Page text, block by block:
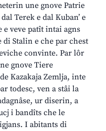
une gnove Patrie
Terek e dal Kuban’ e
e veve patît intai agns
Stalin e che par chest
convinte. Par lôr
gnove Tiere
Kazakaja Zemlja, inte
todesc, ven a stâi la
ur diserin, a
i bandîts che le
I abitants di